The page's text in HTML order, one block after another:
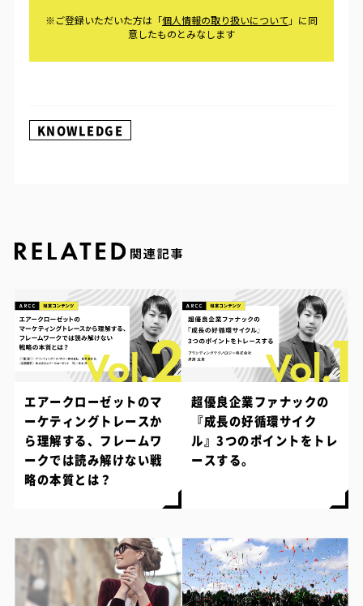
KNOWLEDGE
エアークローゼットのマ
ーケティングトレースか
ら理解する、フレームワ
ークでは読み解けない戦
略の本質とは？
超優良企業ファナックの
『成長の好循環サイク
ル』3つのポイントをトレ
ースする。